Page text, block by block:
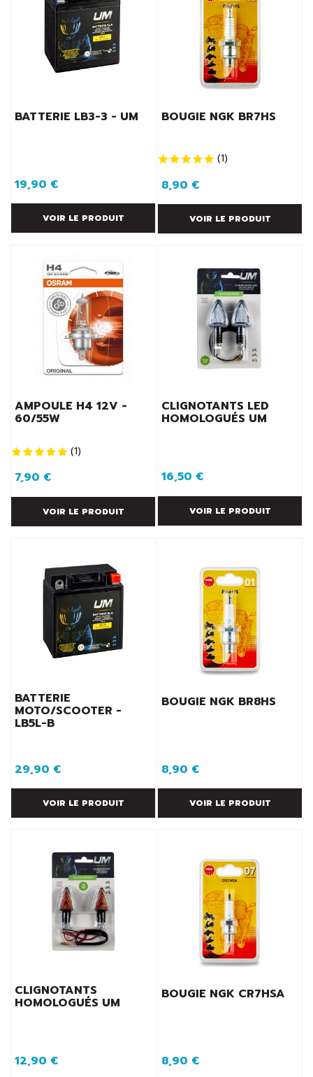
BATTERIE LB3-3 - UM
19,90 €
VOIR LE PRODUIT
BOUGIE NGK BR7HS
(1)
8,90 €
VOIR LE PRODUIT
AMPOULE H4 12V -
60/55W
(1)
7,90 €
VOIR LE PRODUIT
CLIGNOTANTS LED
HOMOLOGUÉS UM
16,50 €
VOIR LE PRODUIT
BATTERIE
MOTO/SCOOTER -
LB5L-B
29,90 €
VOIR LE PRODUIT
BOUGIE NGK BR8HS
8,90 €
VOIR LE PRODUIT
CLIGNOTANTS
HOMOLOGUÉS UM
12,90 €
BOUGIE NGK CR7HSA
8,90 €